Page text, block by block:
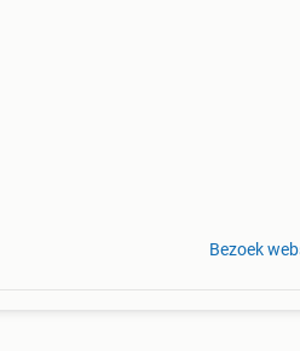
Bezoek